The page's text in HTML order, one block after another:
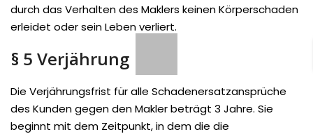
durch das Verhalten des Maklers keinen Körperschaden
erleidet oder sein Leben verliert.
§ 5 Verjährung
Die Verjährungsfrist für alle Schadenersatzansprüche
des Kunden gegen den Makler beträgt 3 Jahre. Sie
beginnt mit dem Zeitpunkt, in dem die die